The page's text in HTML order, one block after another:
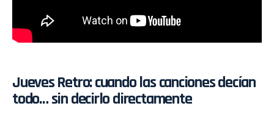
Jueves Retro: cuando las canciones decían
todo… sin decirlo directamente